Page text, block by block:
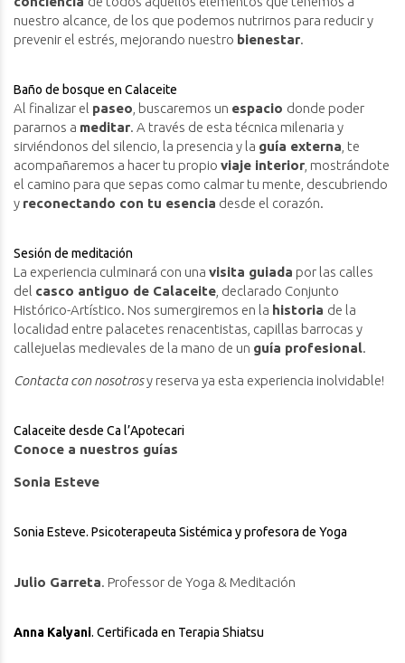
nuestro alcance, de los que podemos nutrirnos para reducir y
prevenir el estrés, mejorando nuestro bienestar.
Baño de bosque en Calaceite
Al finalizar el paseo , buscaremos un espacio donde poder
pararnos a meditar. A través de esta técnica milenaria y
sirviéndonos del silencio, la presencia y la guía externa , te
acompañaremos a hacer tu propio viaje interior , mostrándote
el camino para que sepas como calmar tu mente, descubriendo
y reconectando con tu esencia desde el corazón.
Sesión de meditación
La experiencia culminará con una visita guiada por las calles
del casco antiguo de Calaceite , declarado Conjunto
Histórico-Artístico. Nos sumergiremos en la historia de la
localidad entre palacetes renacentistas, capillas barrocas y
callejuelas medievales de la mano de un guía profesional.
Contacta con nosotrosy reserva ya esta experiencia inolvidable!
Calaceite desde Ca l’Apotecari
Conoce a nuestros guías
Sonia Esteve
Sonia Esteve. Psicoterapeuta Sistémica y profesora de Yoga
Julio Garreta. Professor de Yoga & Meditación
Anna Kalyani. Certificada en Terapia Shiatsu